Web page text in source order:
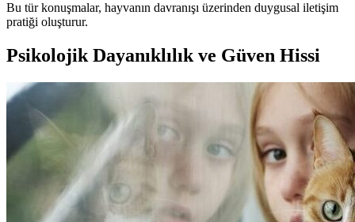
Bu tür konuşmalar, hayvanın davranışı üzerinden duygusal iletişim
pratiği oluşturur.
Psikolojik Dayanıklılık ve Güven Hissi